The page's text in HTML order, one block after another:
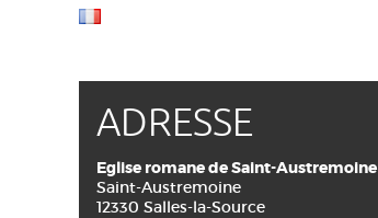
ADRESSE
Eglise romane de Saint-Austremoine
Saint-Austremoine
12330 Salles-la-Source